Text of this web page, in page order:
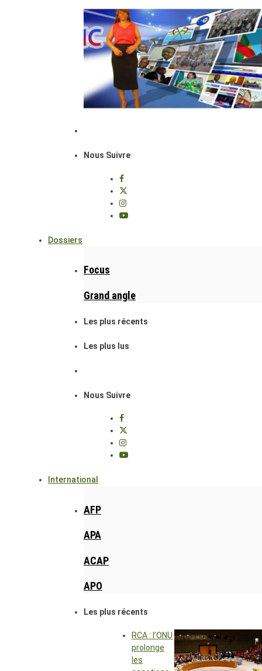
Nous Suivre
Dossiers
Focus
Grand angle
Les plus récents
Les plus lus
Nous Suivre
International
AFP
APA
ACAP
APO
Les plus récents
RCA : l’ONU
prolonge
les